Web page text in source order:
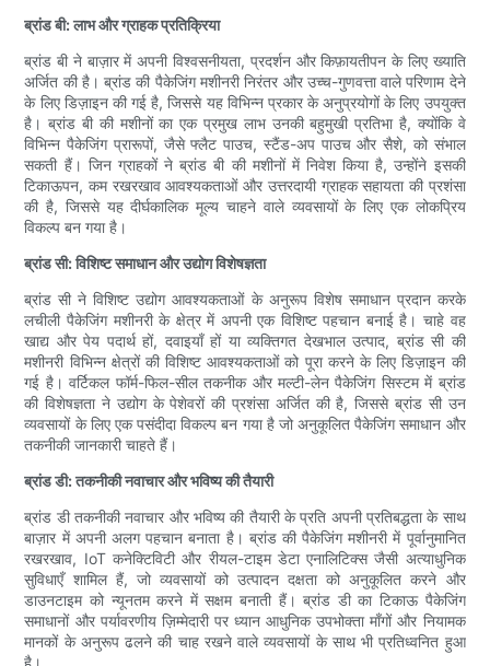
ब्रांड बी: लाभ और ग्राहक प्रतिक्रिया
ब्रांड बी ने बाज़ार में अपनी विश्वसनीयता, प्रदर्शन और किफ़ायतीपन के लिए ख्याति
अर्जित की है। ब्रांड की पैकेजिंग मशीनरी निरंतर और उच्च-गुणवत्ता वाले परिणाम देने
के लिए डिज़ाइन की गई है, जिससे यह विभिन्न प्रकार के अनुप्रयोगों के लिए उपयुक्त
है। ब्रांड बी की मशीनों का एक प्रमुख लाभ उनकी बहुमुखी प्रतिभा है, क्योंकि वे
विभिन्न पैकेजिंग प्रारूपों, जैसे फ्लैट पाउच, स्टैंड-अप पाउच और सैशे, को संभाल
सकती हैं। जिन ग्राहकों ने ब्रांड बी की मशीनों में निवेश किया है, उन्होंने इसकी
टिकाऊपन, कम रखरखाव आवश्यकताओं और उत्तरदायी ग्राहक सहायता की प्रशंसा
की है, जिससे यह दीर्घकालिक मूल्य चाहने वाले व्यवसायों के लिए एक लोकप्रिय
विकल्प बन गया है।
ब्रांड सी: विशिष्ट समाधान और उद्योग विशेषज्ञता
ब्रांड सी ने विशिष्ट उद्योग आवश्यकताओं के अनुरूप विशेष समाधान प्रदान करके
लचीली पैकेजिंग मशीनरी के क्षेत्र में अपनी एक विशिष्ट पहचान बनाई है। चाहे वह
खाद्य और पेय पदार्थ हों, दवाइयाँ हों या व्यक्तिगत देखभाल उत्पाद, ब्रांड सी की
मशीनरी विभिन्न क्षेत्रों की विशिष्ट आवश्यकताओं को पूरा करने के लिए डिज़ाइन की
गई है। वर्टिकल फॉर्म-फिल-सील तकनीक और मल्टी-लेन पैकेजिंग सिस्टम में ब्रांड
की विशेषज्ञता ने उद्योग के पेशेवरों की प्रशंसा अर्जित की है, जिससे ब्रांड सी उन
व्यवसायों के लिए एक पसंदीदा विकल्प बन गया है जो अनुकूलित पैकेजिंग समाधान और
तकनीकी जानकारी चाहते हैं।
ब्रांड डी: तकनीकी नवाचार और भविष्य की तैयारी
ब्रांड डी तकनीकी नवाचार और भविष्य की तैयारी के प्रति अपनी प्रतिबद्धता के साथ
बाज़ार में अपनी अलग पहचान बनाता है। ब्रांड की पैकेजिंग मशीनरी में पूर्वानुमानित
रखरखाव, IoT कनेक्टिविटी और रीयल-टाइम डेटा एनालिटिक्स जैसी अत्याधुनिक
सुविधाएँ शामिल हैं, जो व्यवसायों को उत्पादन दक्षता को अनुकूलित करने और
डाउनटाइम को न्यूनतम करने में सक्षम बनाती हैं। ब्रांड डी का टिकाऊ पैकेजिंग
समाधानों और पर्यावरणीय ज़िम्मेदारी पर ध्यान आधुनिक उपभोक्ता माँगों और नियामक
मानकों के अनुरूप ढलने की चाह रखने वाले व्यवसायों के साथ भी प्रतिध्वनित हुआ